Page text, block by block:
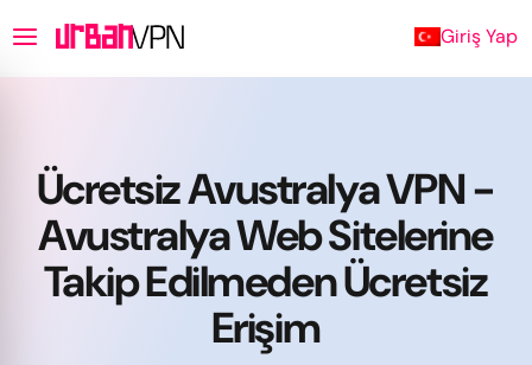
Giriş Yap
Ücretsiz Avustralya VPN -
Avustralya Web Sitelerine
Takip Edilmeden Ücretsiz
Erişim